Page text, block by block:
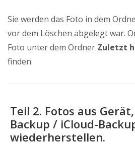
Sie werden das Foto in dem
vor dem Löschen abgelegt war.
Foto unter dem Ordner Zuletzt
finden.
Teil 2. Fotos aus
Backup / iCloud-
wiederherstellen.